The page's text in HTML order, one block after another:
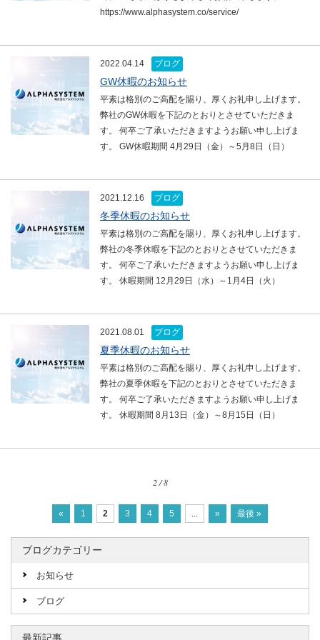
https://www.alphasystem.co/service/
2022.04.14 ブログ
GW休暇のお知らせ
平素は格別のご高配を賜り、厚くお礼申し上げます。
弊社のGW休暇を下記のとおりとさせていただきま
す。 何卒ご了承いただきますようお願い申し上げま
す。 GW休暇期間 4月29日（金）～5月8日（日）
2021.12.16 ブログ
冬季休暇のお知らせ
平素は格別のご高配を賜り、厚くお礼申し上げます。
弊社の冬季休暇を下記のとおりとさせていただきま
す。 何卒ご了承いただきますようお願い申し上げま
す。 休暇期間 12月29日（水）～1月4日（火）
2021.08.01 ブログ
夏季休暇のお知らせ
平素は格別のご高配を賜り、厚くお礼申し上げます。
弊社の夏季休暇を下記のとおりとさせていただきま
す。 何卒ご了承いただきますようお願い申し上げま
す。 休暇期間 8月13日（金）～8月15日（日）
2 / 8
« 1 2 3 4 5 ... » 最後 »
ブログカテゴリー
お知らせ
ブログ